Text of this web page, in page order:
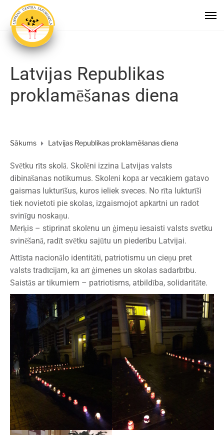
Latvijas Republikas
proklamēšanas diena
Sākums Latvijas Republikas proklamēšanas diena
Svētku rīts skolā. Skolēni izzina Latvijas valsts
dibināšanas notikumus. Skolēni kopā ar vecākiem gatavo
gaismas lukturīšus, kuros ieliek sveces. No rīta lukturīši
tiek novietoti pie skolas, izgaismojot apkārtni un radot
svinīgu noskaņu.
Mērķis – stiprināt skolēnu un ģimeņu iesaisti valsts svētku
svinēšanā, radīt svētku sajūtu un piederību Latvijai.
Attīsta nacionālo identitāti, patriotismu un cieņu pret
valsts tradīcijām, kā arī ģimenes un skolas sadarbību.
Saistās ar tikumiem – patriotisms, atbildība, solidaritāte.